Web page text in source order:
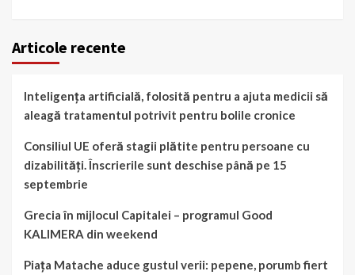
Articole recente
Inteligența artificială, folosită pentru a ajuta medicii să
aleagă tratamentul potrivit pentru bolile cronice
Consiliul UE oferă stagii plătite pentru persoane cu
dizabilități. Înscrierile sunt deschise până pe 15
septembrie
Grecia în mijlocul Capitalei – programul Good
KALIMERA din weekend
Piața Matache aduce gustul verii: pepene, porumb fiert